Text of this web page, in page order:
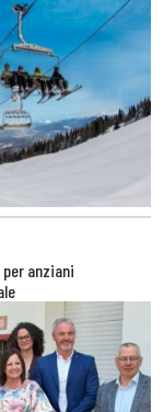
anziani